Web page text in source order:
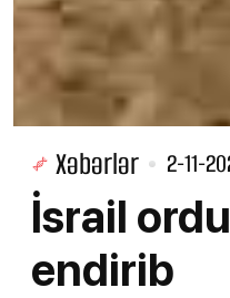
Xəbərlər 2-11-
İsrail
endirib